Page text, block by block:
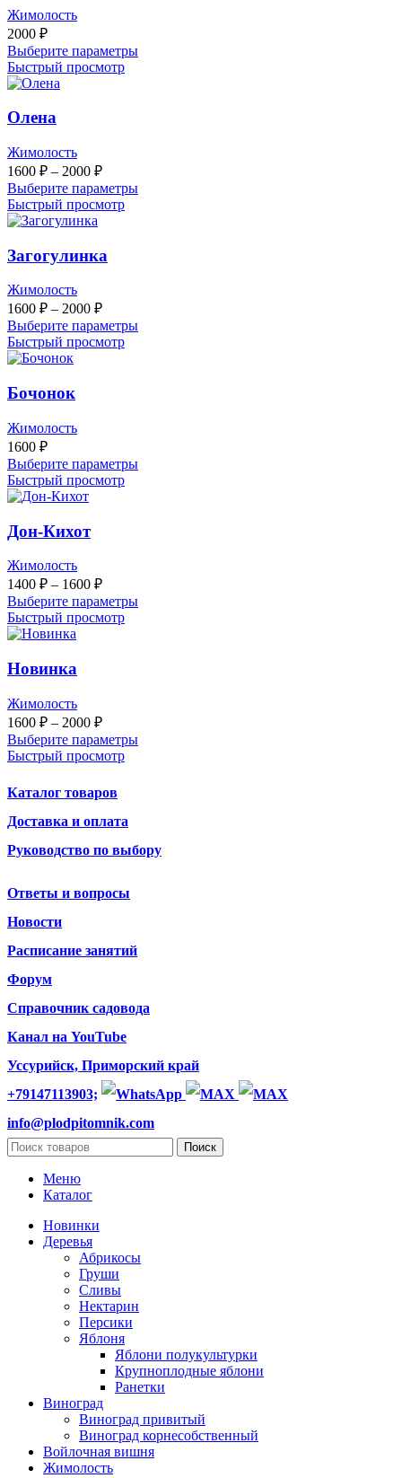
Жимолость
2000 ₽
Выберите параметры
Быстрый просмотр
Олена
Жимолость
1600 ₽ – 2000 ₽Диапазон
цен:
1600 ₽
Выберите параметры
Быстрый просмотр
Загогулинка
Жимолость
1600 ₽ – 2000 ₽Диапазон
цен:
1600 ₽
Выберите параметры
Быстрый просмотр
Бочонок
Жимолость
1600 ₽
Выберите параметры
Быстрый просмотр
Дон-Кихот
Жимолость
1400 ₽ – 1600 ₽Диапазон
цен:
1400 ₽
Выберите параметры
Быстрый просмотр
Новинка
Жимолость
1600 ₽ – 2000 ₽Диапазон
цен:
1600 ₽
2000 ₽
Выберите параметры
Быстрый просмотр
Каталог товаров
Доставка и оплата
Руководство по выбору
Ответы и вопросы
Новости
Расписание занятий
Форум
Справочник садовода
Канал на YouTube
Уссурийск, Приморский край
+79147113903;
info@plodpitomnik.com
Поиск
Меню
Каталог
Новинки
Деревья
Абрикосы
Груши
Сливы
Нектарин
Персики
Яблоня
Яблони полукультурки
Крупноплодные яблони
Ранетки
Виноград
Виноград привитый
Виноград корнесобственный
Войлочная вишня
Жимолость